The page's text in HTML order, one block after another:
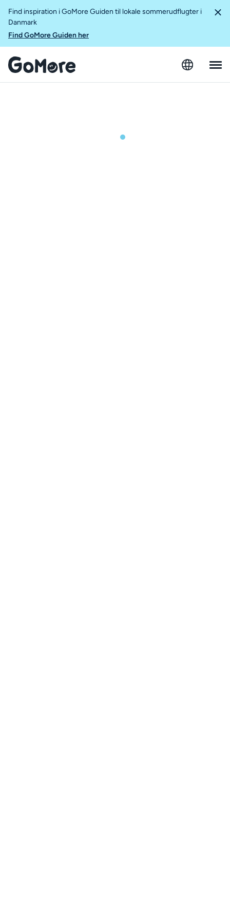
Find inspiration i GoMore Guiden til lokale sommerudflugter i
Danmark
Find GoMore Guiden her